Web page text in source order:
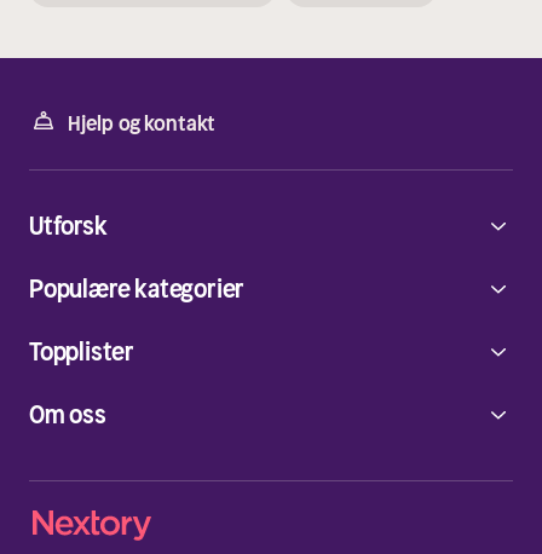
Hjelp og kontakt
Om oss
Utforsk
Populære kategorier
Topplister